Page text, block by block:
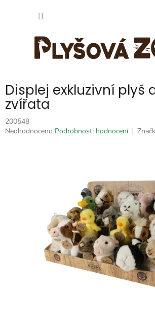
Displej exkluzivní plyš
zvířata
200548
Průměrné
Neohodnoceno Podrobnosti hodnocení